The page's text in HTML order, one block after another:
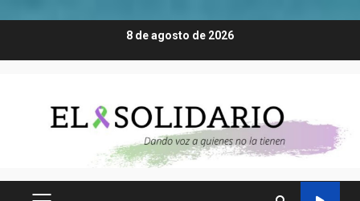
8 de agosto de 2026